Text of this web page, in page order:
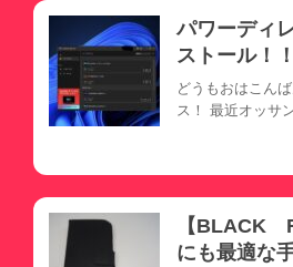
パワーディ
ストール！！
どうもおはこん
ス！ 最近オッサ
【BLACK
にも最適な